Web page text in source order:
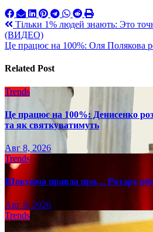
Навигация
по
Тільки 1% людей знають: Это
(ВИДЕО)
Це працює на 100%: Оля Полякова
Related Post
Trends
Це працює на 100%: Денисенко
та як святкуватимуть
Авг 8, 2026
Trends
Шокуюча правда про… Ротару
Авг 8, 2026
Trends